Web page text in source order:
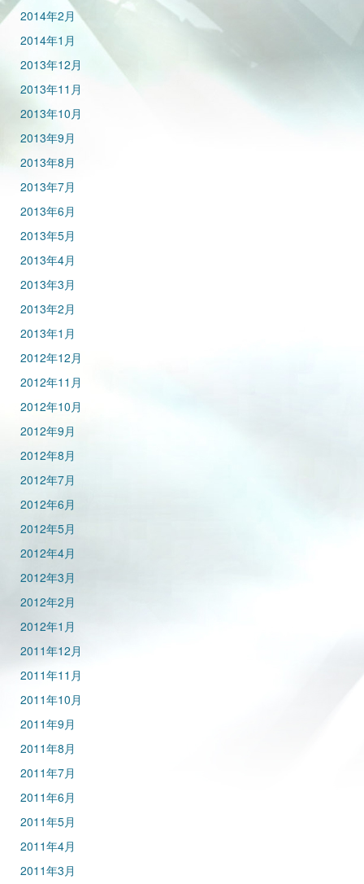
2014年2月
2014年1月
2013年12月
2013年11月
2013年10月
2013年9月
2013年8月
2013年7月
2013年6月
2013年5月
2013年4月
2013年3月
2013年2月
2013年1月
2012年12月
2012年11月
2012年10月
2012年9月
2012年8月
2012年7月
2012年6月
2012年5月
2012年4月
2012年3月
2012年2月
2012年1月
2011年12月
2011年11月
2011年10月
2011年9月
2011年8月
2011年7月
2011年6月
2011年5月
2011年4月
2011年3月